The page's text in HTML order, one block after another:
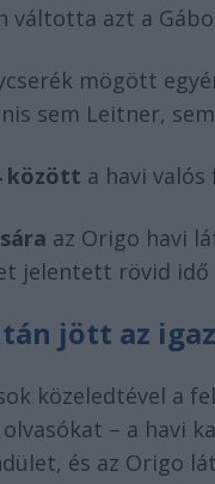
váltotta azt a
mögött
sem Leitner,
között a havi
az Origo havi
jelentett rövid idő
jött az
közeledtével
olvasókat – a havi
és az Origo